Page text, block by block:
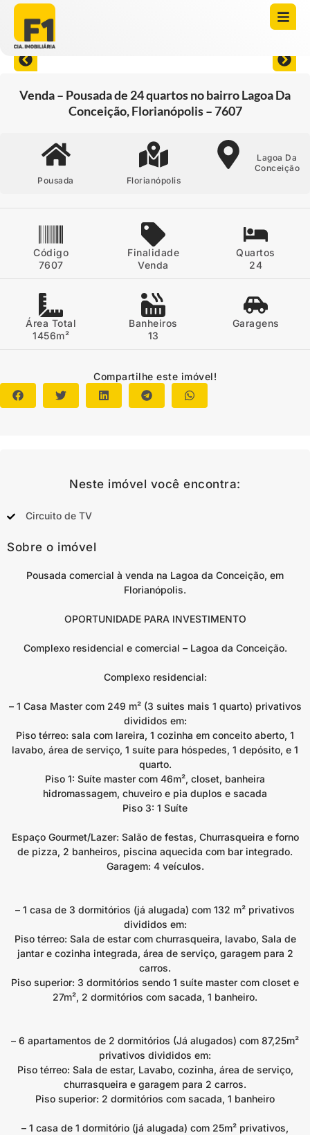
Venda – Pousada de 24 quartos no bairro Lagoa Da
Conceição, Florianópolis – 7607
Pousada Florianópolis
Lagoa Da
Conceição
Código
7607
Finalidade
Venda
Quartos
24
Área Total
1456m²
Banheiros
13
Garagens
Compartilhe este imóvel!
Neste imóvel você encontra:
Circuito de TV
Sobre o imóvel
Pousada comercial à venda na Lagoa da Conceição, em
Florianópolis.
OPORTUNIDADE PARA INVESTIMENTO
Complexo residencial e comercial – Lagoa da Conceição.
Complexo residencial:
– 1 Casa Master com 249 m² (3 suites mais 1 quarto) privativos
divididos em:
Piso térreo: sala com lareira, 1 cozinha em conceito aberto, 1
lavabo, área de serviço, 1 suíte para hóspedes, 1 depósito, e 1
quarto.
Piso 1: Suíte master com 46m², closet, banheira
hidromassagem, chuveiro e pia duplos e sacada
Piso 3: 1 Suíte
Espaço Gourmet/Lazer: Salão de festas, Churrasqueira e forno
de pizza, 2 banheiros, piscina aquecida com bar integrado.
Garagem: 4 veículos.
– 1 casa de 3 dormitórios (já alugada) com 132 m² privativos
divididos em:
Piso térreo: Sala de estar com churrasqueira, lavabo, Sala de
jantar e cozinha integrada, área de serviço, garagem para 2
carros.
Piso superior: 3 dormitórios sendo 1 suíte master com closet e
27m², 2 dormitórios com sacada, 1 banheiro.
– 6 apartamentos de 2 dormitórios (Já alugados) com 87,25m²
privativos divididos em:
Piso térreo: Sala de estar, Lavabo, cozinha, área de serviço,
churrasqueira e garagem para 2 carros.
Piso superior: 2 dormitórios com sacada, 1 banheiro
– 1 casa de 1 dormitório (já alugada) com 25m² privativos,